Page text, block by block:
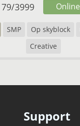
SMP Op skyblock
Creative
79/3999 Online
Support